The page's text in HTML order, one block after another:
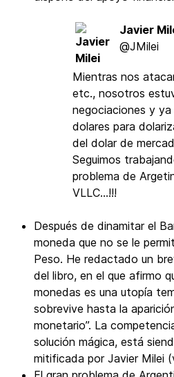
Javier
@JMilei
Mientras nos
etc., nosotros
negociaciones y
dolares para
del dolar de
Seguimos
problema de
VLLC...!!!
Después de dinamitar el
moneda que no se le
Peso. He redactado un
del libro, en el que afirmo
monedas es una utopía
sobrevive hasta la
monetario”. La
solución mágica, está
mitificada por Javier Milei